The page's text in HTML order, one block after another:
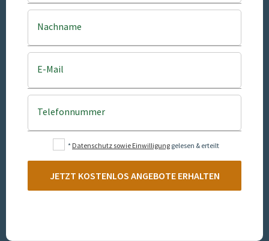
Nachname
E-Mail
Telefonnummer
* Datenschutz sowie Einwilligung gelesen & erteilt
JETZT KOSTENLOS ANGEBOTE ERHALTEN